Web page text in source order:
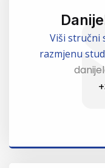
Viši stručni
razmjenu